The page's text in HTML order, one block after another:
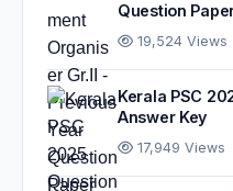
Question
19,524 Views
Kerala PSC
Answer Key
17,949 Views